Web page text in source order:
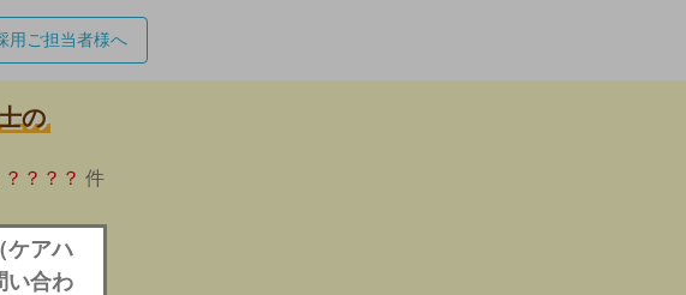
用ご担当者様へ
の
？？？？ 件
ケアハ
い合わ